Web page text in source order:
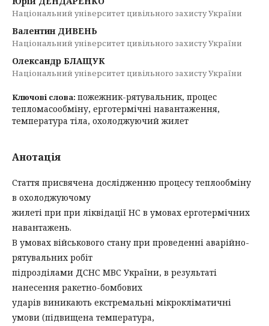
Національний університет цивільного захисту України
Валентин ДИВЕНЬ
Національний університет цивільного захисту України
Олександр БЛАЩУК
Національний університет цивільного захисту України
Ключові слова: пожежник-рятувальник, процес
тепломасообміну, ерготермічні навантаження,
температура тіла, охолоджуючий жилет
Анотація
Стаття присвячена дослідженню процесу теплообміну
в охолоджуючому
жилеті при при ліквідації НС в умовах ерготермічних
навантажень.
В умовах військового стану при проведенні аварійно-
рятувальних робіт
підрозділами ДСНС МВС України, в результаті
нанесення ракетно-бомбових
ударів виникають екстремальні мікрокліматичні
умови (підвищена температура,